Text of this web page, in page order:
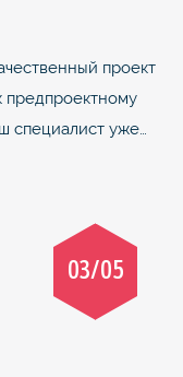
проект
предпроектному
специалист уже…
03/05